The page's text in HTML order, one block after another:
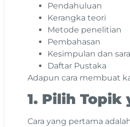
Pendahuluan
Kerangka teori
Metode penelitian
Pembahasan
Kesimpulan dan sara
Daftar Pustaka
Adapun cara membuat
1. Pilih Topik
Cara yang pertama